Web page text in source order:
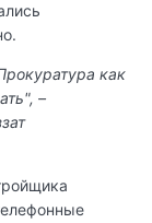
как
–